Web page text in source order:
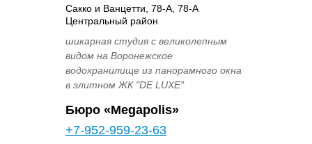
Сакко и Ванцетти, 78-А, 78-А
Центральный район
шикарная студия с великолепным
видом на Воронежское
водохранилище из панорамного окна
в элитном ЖК "DE LUXE"
Бюро «Megapolis»
+7-952-959-23-63